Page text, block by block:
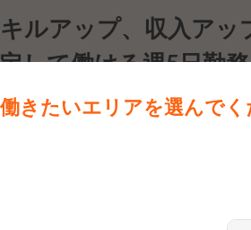
働きたいエリアを選んでく
ルアップ、収入アッ
して働ける週5日勤